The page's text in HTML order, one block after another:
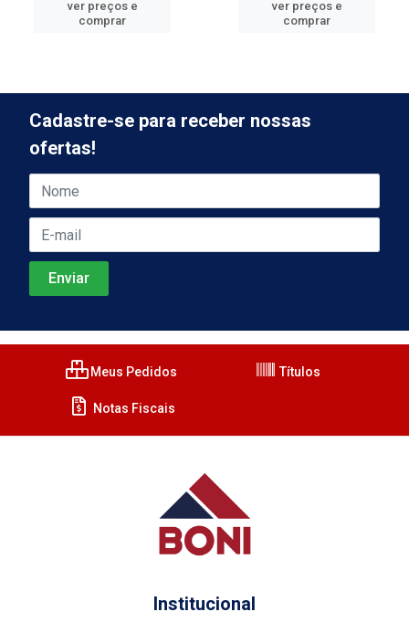
ver preços e
comprar
ver preços e
comprar
Cadastre-se para receber nossas
ofertas!
Meus Pedidos Títulos
Notas Fiscais
Institucional